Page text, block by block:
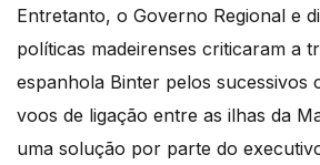
Entretanto, o Governo Regional e
políticas madeirenses criticaram a
espanhola Binter pelos sucessivos
voos de ligação entre as ilhas da
uma solução por parte do